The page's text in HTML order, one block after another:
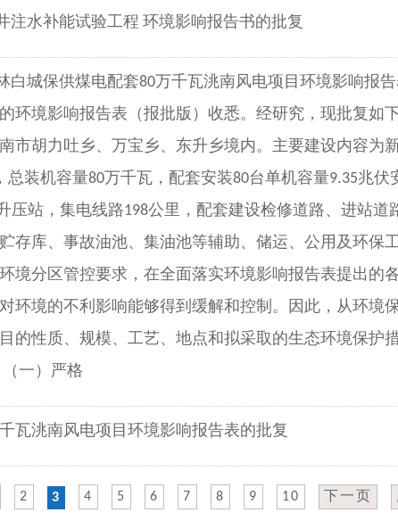
注水补能试验工程 环境影响报告书的批复
城保供煤电配套80万千瓦洮南风电项目环境影响报
境影响报告表（报批版）收悉。经研究，现批复如下
市胡力吐乡、万宝乡、东升乡境内。主要建设内容为
装机容量80万千瓦，配套安装80台单机容量9.35兆伏
压站，集电线路198公里，配套建设检修道路、进站道
存库、事故油池、集油池等辅助、储运、公用及环保
境分区管控要求，在全面落实环境影响报告表提出的
环境的不利影响能够得到缓解和控制。因此，从环境
性质、规模、工艺、地点和拟采取的生态环境保护措
一）严格
瓦洮南风电项目环境影响报告表的批复
2 3 4 5 6 7 8 9 10 下一页